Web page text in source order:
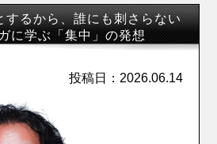
するから、誰にも刺さらない
に学ぶ「集中」の発想
投稿日：2026.06.14